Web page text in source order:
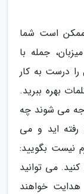
ممکن است شما
جمله با
درست به کار
بهره ببرید.
می شوند چه
اید و می
نیست بگویید:
می توانید
هدایت خواهند